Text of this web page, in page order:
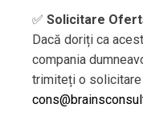
✅ Solicitare
Dacă doriți ca
compania
trimiteți o solicitare